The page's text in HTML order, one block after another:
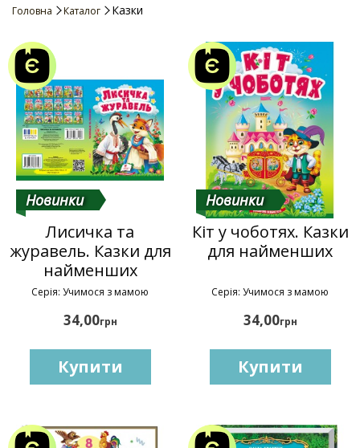
Головна Каталог Казки
Новинки
Лисичка та
журавель. Казки для
найменших
Серія: Учимося з мамою
34,00грн
Купити
Новинки
Кіт у чоботях. Казки
для найменших
Серія: Учимося з мамою
34,00грн
Купити